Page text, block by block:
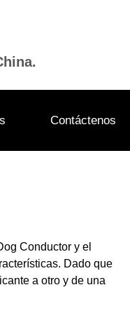
Contáctenos
Conductor y el
Dado que
a otro y de una